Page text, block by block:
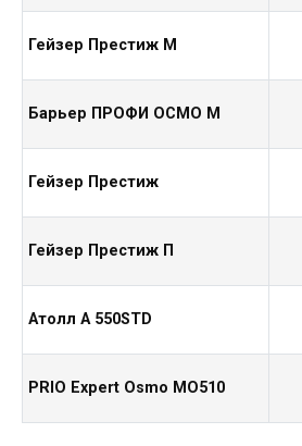
Гейзер Престиж М
Барьер ПРОФИ ОСМО М
Гейзер Престиж
Гейзер Престиж П
Атолл А 550STD
PRIO Expert Osmo MO510